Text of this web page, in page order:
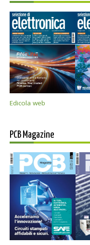
Edicola web
PCB Magazine